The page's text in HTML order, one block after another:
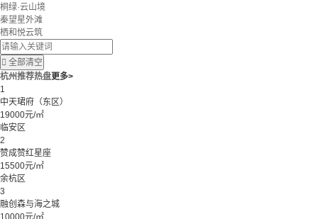
桐绿·云山境
秦望星外滩
栖和悦云筑
 全部清空
杭州推荐热盘更多>
1
中天珺府（东区）
19000元/㎡
临安区
2
赞成赞红星座
15500元/㎡
余杭区
3
融创森与海之城
10000元/㎡